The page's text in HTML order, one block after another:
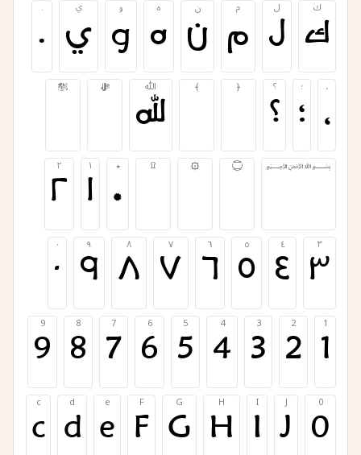
ك
ك
ل
ل
م
م
ن
ن
ه
ه
و
و
ي
ي
.
.
،
،
؛
؛
؟
؟
﴿ ﴾ ﷲ
ﷲ
ﷻ ﷺ
﷽ ۝ ۞ ۩ ٭
٭
١
١
٢
٢
٣
٣
٤
٤
٥
٥
٦
٦
٧
٧
٨
٨
٩
٩
٠
٠
1
1
2
2
3
3
4
4
5
5
6
6
7
7
8
8
9
9
0
0
J
J
I
I
H
H
G
G
F
F
e
e
d
d
c
c